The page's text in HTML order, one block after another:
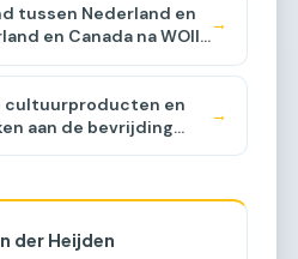
tussen Nederland en
en Canada na WOII
→
cultuurproducten en
aan de bevrijding
→
der Heijden